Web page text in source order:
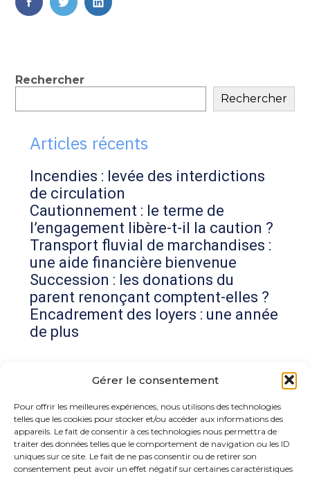
Gérer le consentement
Pour offrir les meilleures expériences, nous utilisons des technologies
telles que les cookies pour stocker et/ou accéder aux informations des
appareils. Le fait de consentir à ces technologies nous permettra de
traiter des données telles que le comportement de navigation ou les ID
uniques sur ce site. Le fait de ne pas consentir ou de retirer son
consentement peut avoir un effet négatif sur certaines caractéristiques
FaceBook
TwitterLinkedIn
Blog
sidebar
Rechercher
Rechercher
Articles récents
Incendies : levée des interdictions
de circulation
Cautionnement : le terme de
l’engagement libère-t-il la caution ?
Transport fluvial de marchandises :
une aide financière bienvenue
Succession : les donations du
parent renonçant comptent-elles ?
Encadrement des loyers : une année
de plus
Commentaires récents
Aucun commentaire à afficher.